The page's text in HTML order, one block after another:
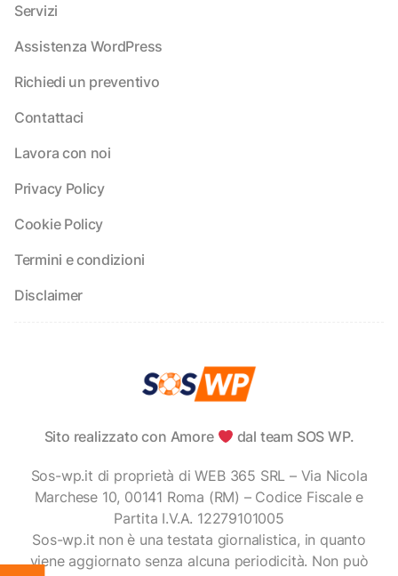
Servizi
Assistenza WordPress
Richiedi un preventivo
Contattaci
Lavora con noi
Privacy Policy
Cookie Policy
Termini e condizioni
Disclaimer
Sito realizzato con Amore dal team SOS WP.
Sos-wp.it di proprietà di WEB 365 SRL – Via Nicola
Marchese 10, 00141 Roma (RM) – Codice Fiscale e
Partita I.V.A. 12279101005
Sos-wp.it non è una testata giornalistica, in quanto
viene aggiornato senza alcuna periodicità. Non può